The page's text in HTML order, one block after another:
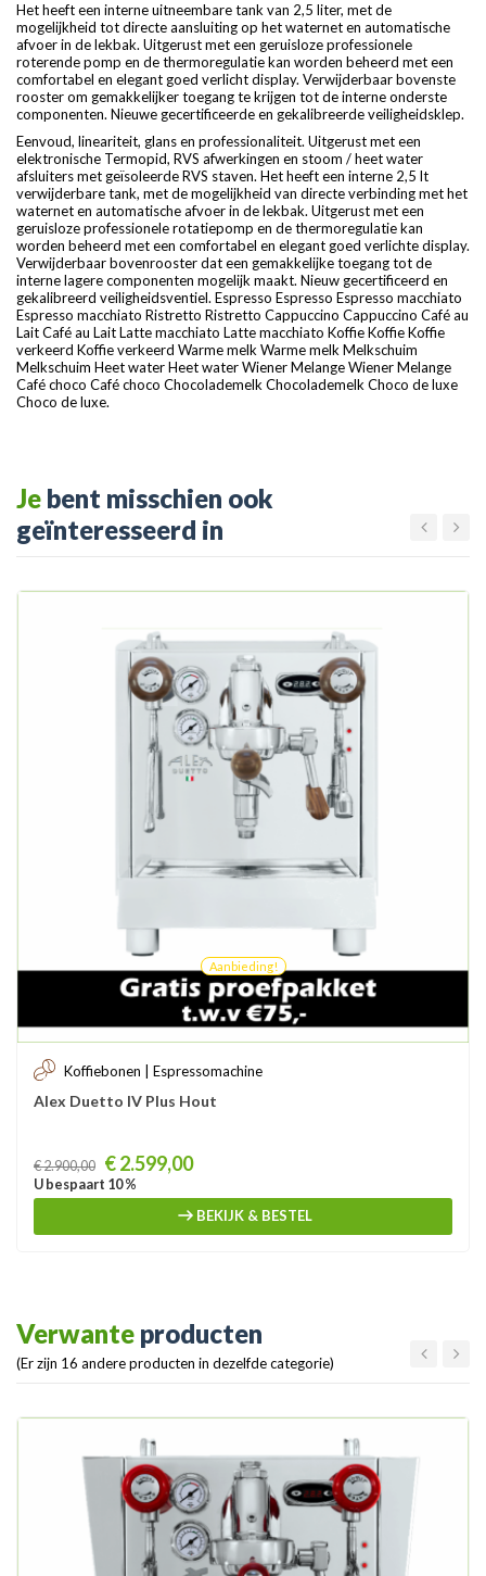
Het heeft een interne uitneembare tank van 2,5 liter, met de
mogelijkheid tot directe aansluiting op het waternet en automatische
afvoer in de lekbak. Uitgerust met een geruisloze professionele
roterende pomp en de thermoregulatie kan worden beheerd met een
comfortabel en elegant goed verlicht display. Verwijderbaar bovenste
rooster om gemakkelijker toegang te krijgen tot de interne onderste
componenten. Nieuwe gecertificeerde en gekalibreerde veiligheidsklep.
Eenvoud, lineariteit, glans en professionaliteit. Uitgerust met een
elektronische Termopid, RVS afwerkingen en stoom / heet water
afsluiters met geïsoleerde RVS staven. Het heeft een interne 2,5 lt
verwijderbare tank, met de mogelijkheid van directe verbinding met het
waternet en automatische afvoer in de lekbak. Uitgerust met een
geruisloze professionele rotatiepomp en de thermoregulatie kan
worden beheerd met een comfortabel en elegant goed verlichte display.
Verwijderbaar bovenrooster dat een gemakkelijke toegang tot de
interne lagere componenten mogelijk maakt. Nieuw gecertificeerd en
gekalibreerd veiligheidsventiel. Espresso Espresso Espresso macchiato
Espresso macchiato Ristretto Ristretto Cappuccino Cappuccino Café au
Lait Café au Lait Latte macchiato Latte macchiato Koffie Koffie Koffie
verkeerd Koffie verkeerd Warme melk Warme melk Melkschuim
Melkschuim Heet water Heet water Wiener Melange Wiener Melange
Café choco Café choco Chocolademelk Chocolademelk Choco de luxe
Choco de luxe.
Je bent misschien ook
geïnteresseerd in
Aanbieding!
Koffiebonen | Espressomachine
Alex Duetto IV Plus Hout
Prijs
€ 2.900,00 € 2.599,00
U bespaart 10 %
BEKIJK & BESTEL
Verwante producten
(Er zijn 16 andere producten in dezelfde categorie)